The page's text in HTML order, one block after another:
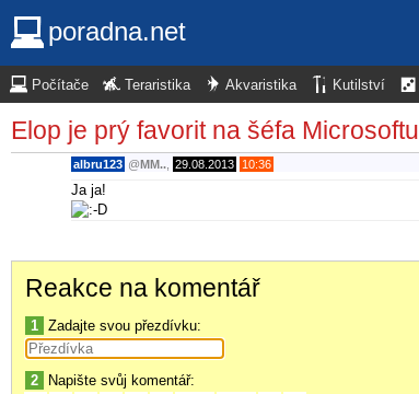
poradna.net
Počítače Teraristika Akvaristika Kutilství
Elop je prý favorit na šéfa Microsoftu
albru123 @MM.. 29.08.2013 10:36
Ja ja!
Reakce na komentář
1 Zadajte svou přezdívku:
2 Napište svůj komentář: